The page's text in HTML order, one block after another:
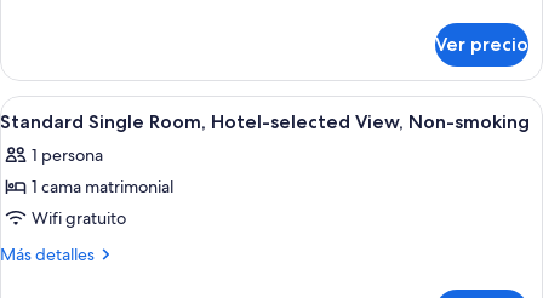
view,
Non-
smoking
(Double
non-
smoking
room,
Hotel-
selected
Non-
smoking
non-
smoking
Ver precio
Abrir
todas
las
fotos
de
Standard
Habitación de hotel con cama,
3
Standard Single Room, Hotel-selected View, Non-smoking
1 persona
1 cama matrimonial
Wifi gratuito
Más detalles
Más